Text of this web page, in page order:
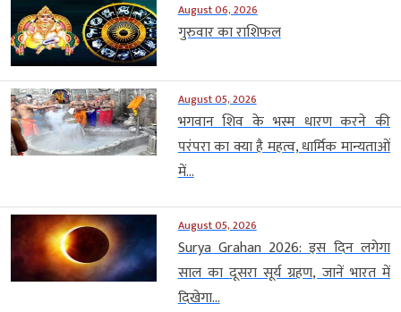
August 06, 2026
गुरुवार का राशिफल
August 05, 2026
भगवान शिव के भस्म धारण करने की
परंपरा का क्या है महत्व, धार्मिक मान्यताओं
में...
August 05, 2026
Surya Grahan 2026: इस दिन लगेगा
साल का दूसरा सूर्य ग्रहण, जानें भारत में
दिखेगा...